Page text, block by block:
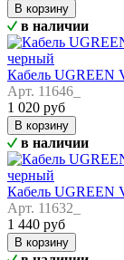
В корзину
в наличии
Кабель UGREEN
Арт. 11646_
1 020 руб
В корзину
в наличии
Кабель UGREEN
Арт. 11632_
1 440 руб
В корзину